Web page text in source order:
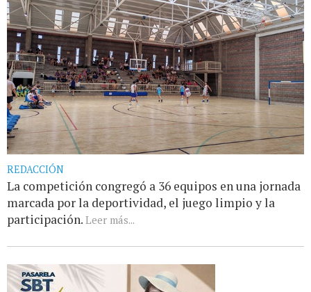
REDACCIÓN
La competición congregó a 36 equipos en una jornada
marcada por la deportividad, el juego limpio y la
participación. Leer más...